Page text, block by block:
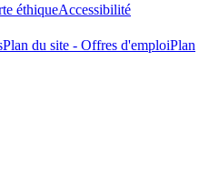
éthiqueAccessibilité
Plan du site - Offres d'emploiPlan